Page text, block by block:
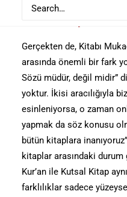
Gerçekten de, Kitabı
arasında önemli bir fark
Sözü müdür, değil midir”
yoktur. İkisi aracılığıyla
esinleniyorsa, o zaman
yapmak da söz konusu
bütün kitaplara
kitaplar arasındaki
Kur’an ile Kutsal Kitap
farklılıklar sadece